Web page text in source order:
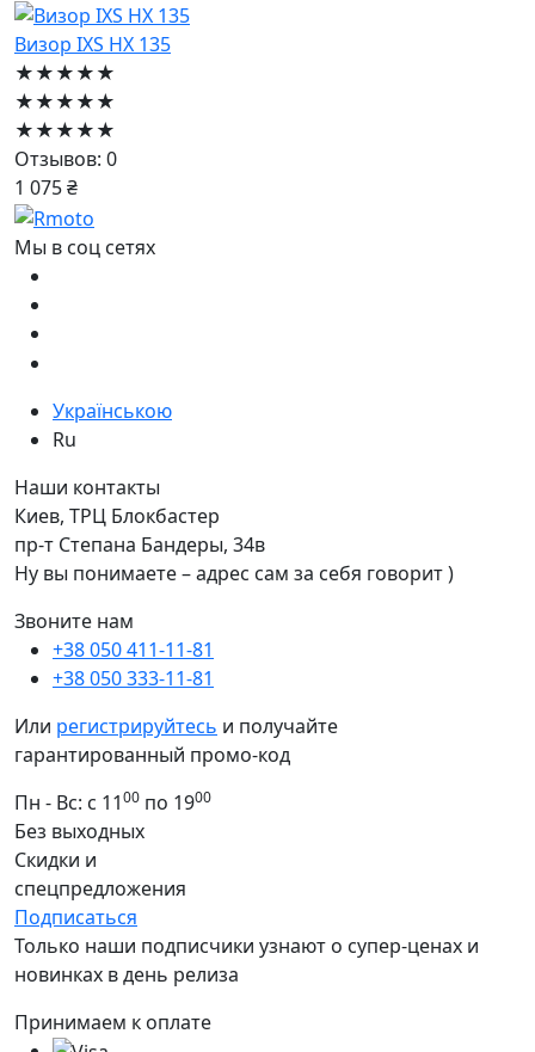
Визор IXS HX 135
★★★★★
★★★★★
★★★★★
Отзывов: 0
1 075 ₴
Мы в соц сетях
Українською
Ru
Наши контакты
Киев, ТРЦ Блокбастер
пр-т Степана Бандеры, 34в
Ну вы понимаете – адрес сам за себя говорит )
Звоните нам
+38 050 411-11-81
+38 050 333-11-81
Или регистрируйтесь и получайте
гарантированный промо-код
Пн - Вс: с 1100 по 1900
Без выходных
Скидки и
спецпредложения
Подписаться
Только наши подписчики узнают о супер-ценах и
новинках в день релиза
Принимаем к оплате